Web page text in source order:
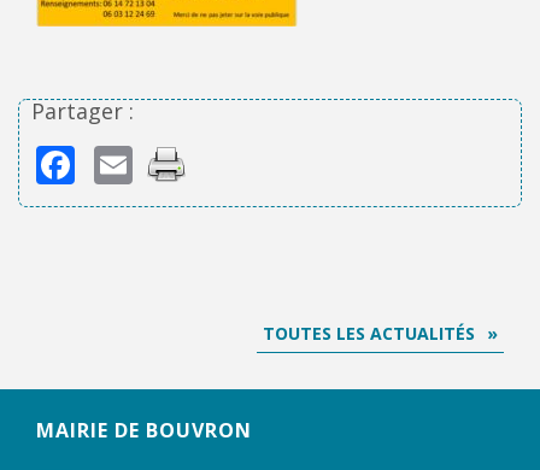
Partager :
Facebook
Email
TOUTES LES ACTUALITÉS
MAIRIE DE BOUVRON